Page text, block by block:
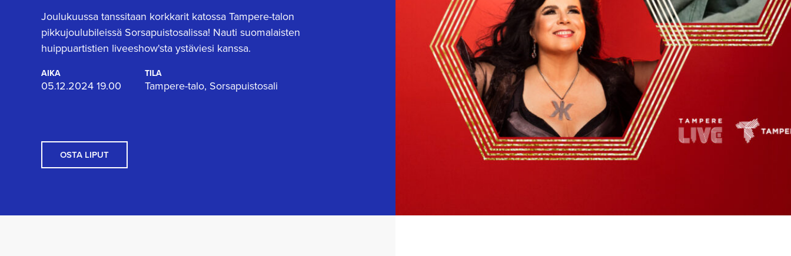
Joulukuussa tanssitaan korkkarit katossa Tampere-talon
pikkujoulubileissä Sorsapuistosalissa! Nauti suomalaisten
huippuartistien liveeshow'sta ystäviesi kanssa.
AIKA
05.12.2024 19.00
TILA
Tampere-talo, Sorsapuistosali
OSTA LIPUT